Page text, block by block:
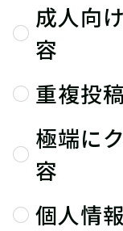
成人向
容
重複投稿
極端に
容
個人情